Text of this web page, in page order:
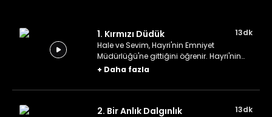
1. Kırmızı Düdük
13dk
Hale ve Sevim, Hayri'nin Emniyet
Müdürlüğü'ne gittiğini öğrenir. Hayri'nin
başının derde girmiş olabileceğini
mahallede iz sürmeye başlarlar.
+ Daha fazla
2. Bir Anlık Dalgınlık
13dk